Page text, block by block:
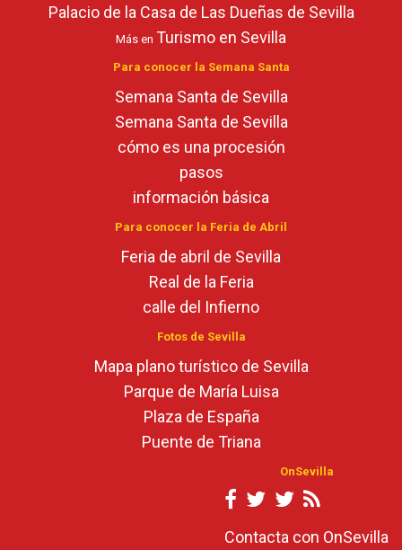
Palacio de la Casa de Las Dueñas de Sevilla
Más en Turismo en Sevilla
Para conocer la Semana Santa
Semana Santa de Sevilla
Semana Santa de Sevilla
cómo es una procesión
pasos
información básica
Para conocer la Feria de Abril
Feria de abril de Sevilla
Real de la Feria
calle del Infierno
Fotos de Sevilla
Mapa plano turístico de Sevilla
Parque de María Luisa
Plaza de España
Puente de Triana
OnSevilla
Contacta con OnSevilla